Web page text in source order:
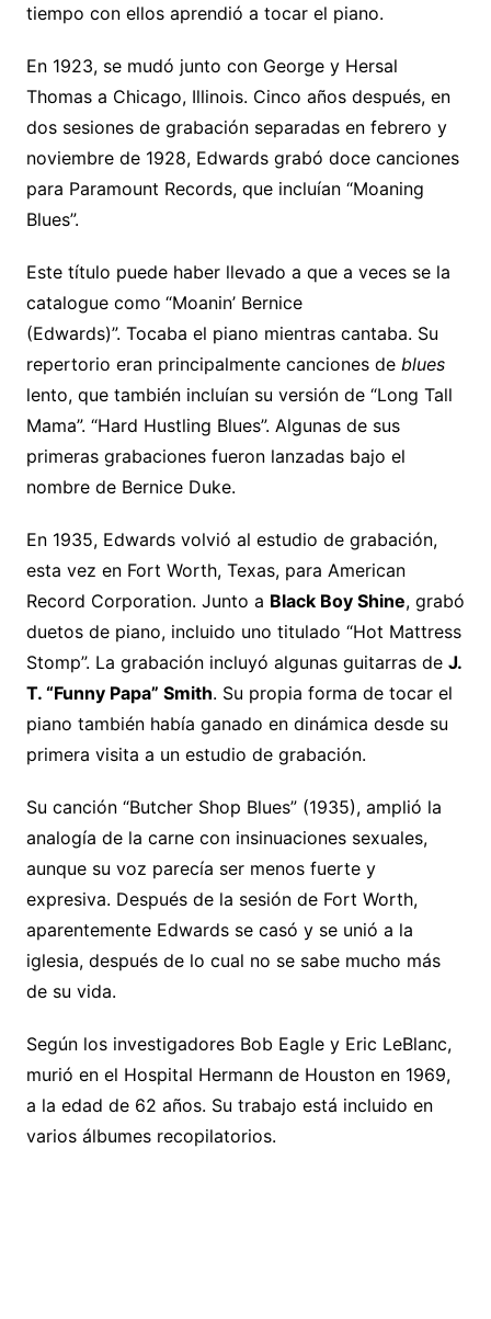
tiempo con ellos aprendió a tocar el piano.
En 1923, se mudó junto con George y Hersal
Thomas a Chicago, Illinois. Cinco años después, en
dos sesiones de grabación separadas en febrero y
noviembre de 1928, Edwards grabó doce canciones
para Paramount Records, que incluían “Moaning
Blues”.
Este título puede haber llevado a que a veces se la
catalogue como “Moanin’ Bernice
(Edwards)”. Tocaba el piano mientras cantaba. Su
repertorio eran principalmente canciones de blues
lento, que también incluían su versión de “Long Tall
Mama”. “Hard Hustling Blues”. Algunas de sus
primeras grabaciones fueron lanzadas bajo el
nombre de Bernice Duke.
En 1935, Edwards volvió al estudio de grabación,
esta vez en Fort Worth, Texas, para American
Record Corporation. Junto a Black Boy Shine, grabó
duetos de piano, incluido uno titulado “Hot Mattress
Stomp”. La grabación incluyó algunas guitarras de J.
T. “Funny Papa” Smith. Su propia forma de tocar el
piano también había ganado en dinámica desde su
primera visita a un estudio de grabación.
Su canción “Butcher Shop Blues” (1935), amplió la
analogía de la carne con insinuaciones sexuales,
aunque su voz parecía ser menos fuerte y
expresiva. Después de la sesión de Fort Worth,
aparentemente Edwards se casó y se unió a la
iglesia, después de lo cual no se sabe mucho más
de su vida.
Según los investigadores Bob Eagle y Eric LeBlanc,
murió en el Hospital Hermann de Houston en 1969,
a la edad de 62 años. Su trabajo está incluido en
varios álbumes recopilatorios.